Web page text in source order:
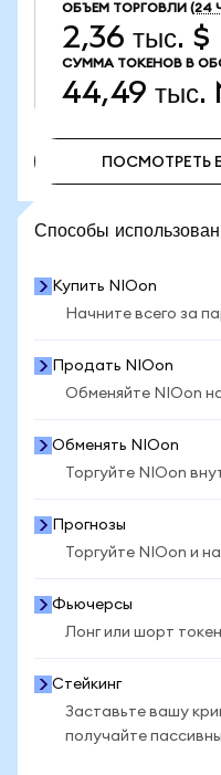
ОБЪЕМ ТОРГОВЛИ (24
2,36 тыс. $
СУММА ТОКЕНОВ В
44,49 тыс.
ПОСМОТРЕТЬ
Способы
Купить NIOon
Начните всего за
Продать NIOon
Обменяйте NIOon
Обменять NIOon
Торгуйте NIOon
Прогнозы
Торгуйте NIOon и
Фьючерсы
Лонг или шорт
Стейкинг
Заставьте вашу
получайте